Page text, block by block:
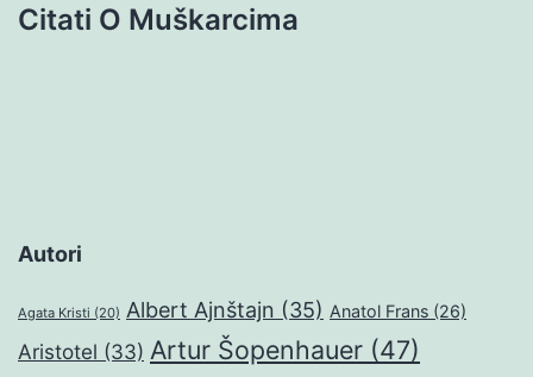
Citati O Muškarcima
Autori
Agata Kristi (20) Albert Ajnštajn (35) Anatol Frans (26)
Aristotel (33) Artur Šopenhauer (47)